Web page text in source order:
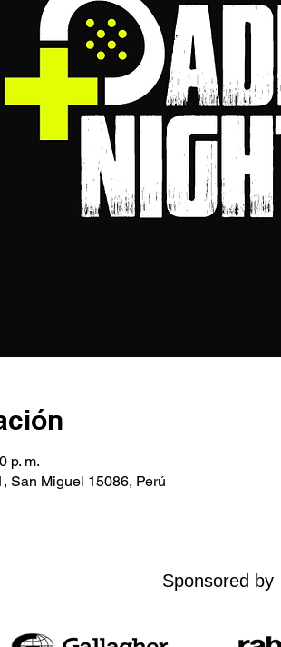
p. m.
San Miguel 15086, Perú
Sponsored by